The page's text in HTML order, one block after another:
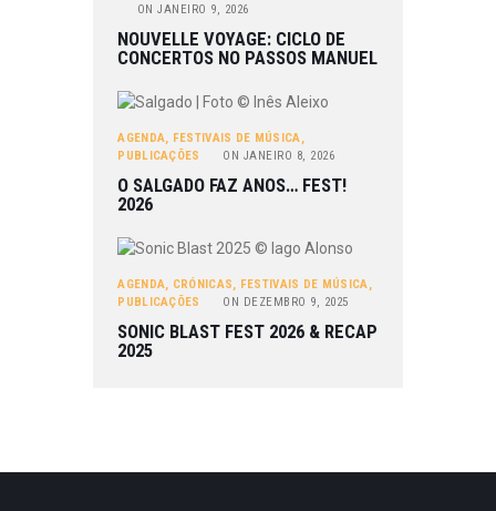
ON JANEIRO 9, 2026
NOUVELLE VOYAGE: CICLO DE
CONCERTOS NO PASSOS MANUEL
AGENDA, FESTIVAIS DE MÚSICA,
PUBLICAÇÕES
ON JANEIRO 8, 2026
O SALGADO FAZ ANOS… FEST!
2026
AGENDA, CRÓNICAS, FESTIVAIS DE MÚSICA,
PUBLICAÇÕES
ON DEZEMBRO 9, 2025
SONIC BLAST FEST 2026 & RECAP
2025